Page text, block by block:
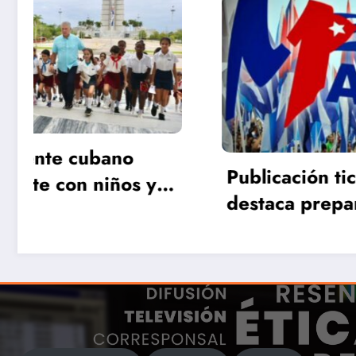
Cuba
Publicación tica
destaca preparativos
Primero de Mayo
Villa